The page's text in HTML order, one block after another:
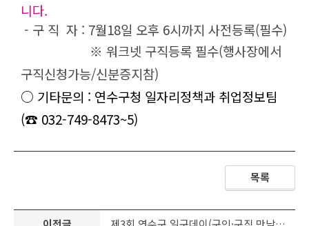
니다.
- 구 직 자 : 7월18일 오후 6시까지 사전등록(필수)
※ 워크넷 구직등록 필수(행사장에서
구직신청가능/신분증지참)
○ 기타문의 : 연수구청 일자리정책과 취업정보팀
(☎ 032-749-8473~5)
목록